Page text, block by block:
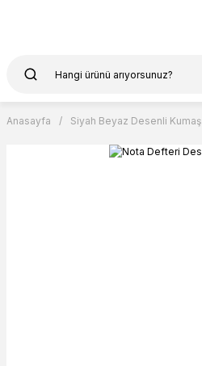
Anasayfa Siyah Beyaz Desenli Kumaş